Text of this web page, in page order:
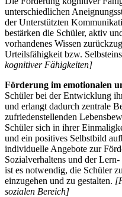
unterschiedlichen
der Unterstützten
bestärken die Schüler, aktiv
vorhandenes Wissen
Urteilsfähigkeit bzw.
kognitiver Fähigkeiten]
Förderung im emotionalen
Schüler bei der Entwicklung
und erlangt dadurch zentrale
zufriedenstellenden
Schüler sich in ihrer
und ein positives Selbstbild
individuelle Angebote zur
Sozialverhaltens und der
ist es notwendig, die Schüler
einzugehen und zu gestalten.
sozialen Bereich]